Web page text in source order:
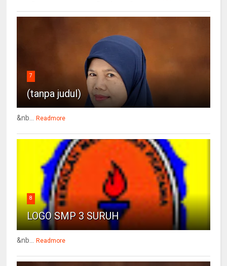
7
(tanpa judul)
&nb... Readmore
8
LOGO SMP 3 SURUH
&nb... Readmore